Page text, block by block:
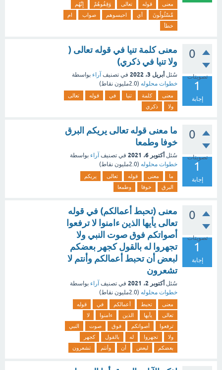
معنى قوله تعالى وَقِفُوهُمْ
إِنَّهُم
مَّسْئُولُونَ
أي احبسوهم صواب
ام
خطأ
0
تصويتات
1
إجابة
معنى كلمة تنيا في قوله تعالى (
ولا تنيا في ذكري)
سُئل أبريل 3، 2022 في تصنيف آراء بواسطة
خطوات محلوله (2.0مليون نقاط)
معنى كلمة تنيا في قوله
تعالى
ولا
ذكري
0
تصويتات
1
إجابة
ما معنى قوله تعالى يريكم البرق
خوفا وطمعا
سُئل أكتوبر 6، 2021 في تصنيف آراء بواسطة
خطوات محلوله (2.0مليون نقاط)
ما معنى قوله تعالى
يريكم
البرق
خوفا وطمعا
0
تصويتات
1
إجابة
معنى (تحبط أعمالكم) في قوله
تعالى يأيها الذين ءامنوا لا ترفعوا
أصواتكم فوق صوت النبي ولا
تجهروا له بالقول كجهر بعضكم
لبعض أن تحبط أعمالكم وأنتم لا
تشعرون
سُئل أكتوبر 2، 2021 في تصنيف آراء بواسطة
خطوات محلوله (2.0مليون نقاط)
معنى تحبط أعمالكم في
قوله
تعالى
يأيها الذين ءامنوا
لا
ترفعوا
أصواتكم فوق صوت
النبي
ولا
تجهروا له بالقول
كجهر
بعضكم
لبعض أن وأنتم تشعرون